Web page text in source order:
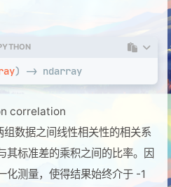
) -> ndarray
correlation
数据之间线性相关性的相关系
其标准差的乘积之间的比率。因
化测量，使得结果始终介于 -1